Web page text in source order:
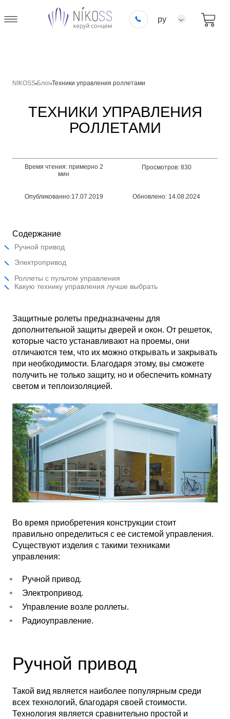
ру
NIKOSS Блог Техники управления роллетами
ТЕХНИКИ УПРАВЛЕНИЯ
РОЛЛЕТАМИ
Время чтения: примерно 2
мин
Просмотров: 830
Опубликованно:17.07.2019 Обновлено: 14.08.2024
Содержание
Ручной привод
Электропривод
Роллеты с пультом управления
Какую технику управления лучше выбрать
Защитные ролеты предназначены для
дополнительной защиты дверей и окон. От решеток,
которые часто устанавливают на проемы, они
отличаются тем, что их можно открывать и закрывать
при необходимости. Благодаря этому, вы сможете
получить не только защиту, но и обеспечить комнату
светом и теплоизоляцией.
Во время приобретения конструкции стоит
правильно определиться с ее системой управления.
Существуют изделия с такими техниками
управления:
Ручной привод.
Электропривод.
Управление возле роллеты.
Радиоуправление.
Ручной привод
Такой вид является наиболее популярным среди
всех технологий, благодаря своей стоимости.
Технология является сравнительно простой и